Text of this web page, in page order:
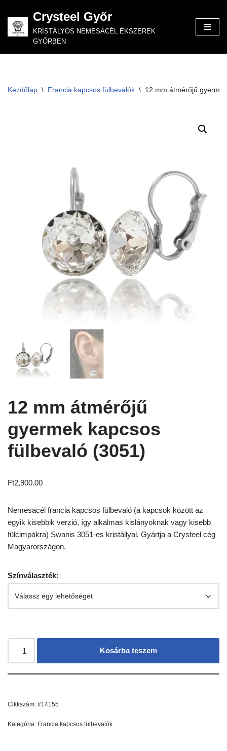
Skip
to
Crysteel Győr
KRISTÁLYOS NEMESACÉL ÉKSZEREK
GYŐRBEN
Kezdőlap \ Francia kapcsos fülbevalók \ 12 mm átmérőjű
12 mm átmérőjű
gyermek kapcsos
fülbevaló (3051)
Ft2,900.00
Nemesacél francia kapcsos fülbevaló (a kapcsok között az
egyik kisebbik verzió, így alkalmas kislányoknak vagy kisebb
fülcimpákra) Swanis 3051-es kristállyal. Gyártja a Crysteel cég
Magyarországon.
Színválaszték:
Kosárba teszem
Cikkszám: #14155
Kategória: Francia kapcsos fülbevalók